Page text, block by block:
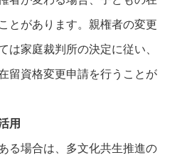
とがあります。親権者の変更
は家庭裁判所の決定に従い、
留資格変更申請を行うことが
用
る場合は、多文化共生推進の